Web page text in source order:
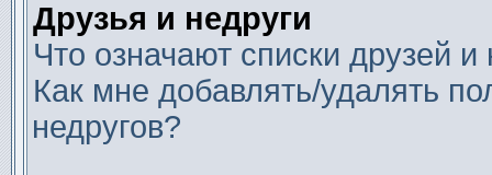
Друзья и недруги
Что означают списки друзей и
Как мне добавлять/удалять
недругов?